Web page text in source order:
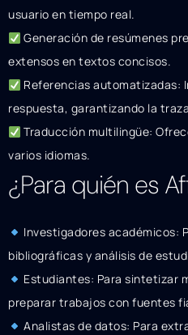
usuario en tiempo real.
Generación de resúmenes
extensos en textos concisos.
Referencias automatizadas:
respuesta, garantizando la
Traducción multilingüe:
varios idiomas.
¿Para quién es
Investigadores académicos:
bibliográficas y análisis de
Estudiantes: Para sintetizar
preparar trabajos con fuentes
Analistas de datos: Para